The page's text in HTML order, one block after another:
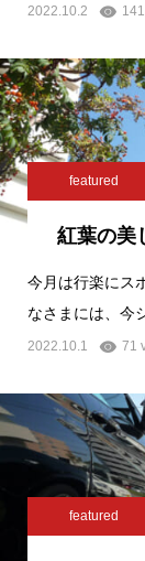
2022.10.2
featured
紅葉の美
今月は行楽にス
なさまには、今
2022.10.1 71
featured